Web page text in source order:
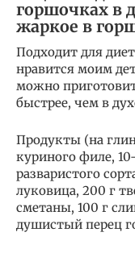
горшочках в
жаркое в
Подходит для
нравится моим
можно
быстрее, чем в
Продукты (на
куриного филе,
разваристого
луковица, 200 г
сметаны, 100 г
душистый перец